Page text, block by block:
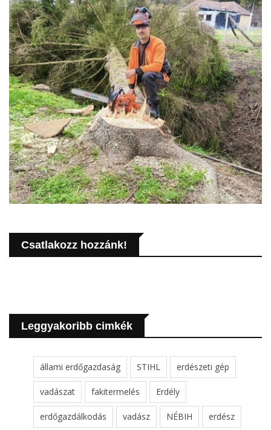
Csatlakozz hozzánk!
Leggyakoribb cimkék
állami erdőgazdaság STIHL erdészeti gép
vadászat fakitermelés Erdély
erdőgazdálkodás vadász NÉBIH erdész